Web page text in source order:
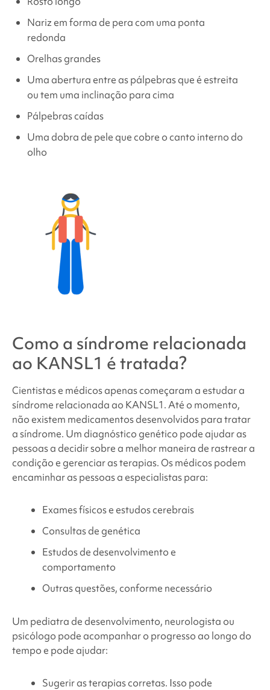
Nariz em forma de pera com uma ponta
redonda
Orelhas grandes
Uma abertura entre as pálpebras que é estreita
ou tem uma inclinação para cima
Pálpebras caídas
Uma dobra de pele que cobre o canto interno do
olho
Como a síndrome relacionada
ao KANSL1 é tratada?
Cientistas e médicos apenas começaram a estudara
síndrome relacionada ao KANSL1. Até o momento,
não existem medicamentos desenvolvidos para tratar
a síndrome. Um diagnóstico genético pode ajudar as
pessoas a decidir sobre a melhor maneira de rastrear a
condição e gerenciar as terapias. Os médicos podem
encaminhar as pessoas a especialistas para:
Exames físicos e estudos cerebrais
Consultas de genética
Estudos de desenvolvimento e
comportamento
Outras questões, conforme necessário
Um pediatra de desenvolvimento, neurologista ou
psicólogo pode acompanhar o progresso ao longo do
tempo e pode ajudar:
Sugerir as terapias corretas. Isso pode